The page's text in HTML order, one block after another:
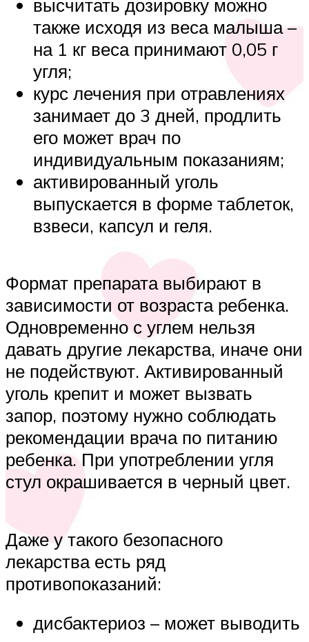
высчитать дозировку можно
также исходя из веса малыша –
на 1 кг веса принимают 0,05 г
угля;
курс лечения при отравлениях
занимает до 3 дней, продлить
его может врач по
индивидуальным показаниям;
активированный уголь
выпускается в форме таблеток,
взвеси, капсул и геля.
Формат препарата выбирают в
зависимости от возраста ребенка.
Одновременно с углем нельзя
давать другие лекарства, иначе они
не подействуют. Активированный
уголь крепит и может вызвать
запор, поэтому нужно соблюдать
рекомендации врача по питанию
ребенка. При употреблении угля
стул окрашивается в черный цвет.
Даже у такого безопасного
лекарства есть ряд
противопоказаний:
дисбактериоз – может выводить